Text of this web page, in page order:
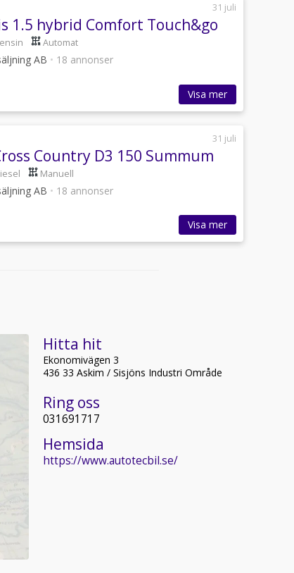
31 juli
1.5 hybrid Comfort Touch&go
Automat
AB • 18 annonser
Visa mer
31 juli
Country D3 150 Summum
Manuell
AB • 18 annonser
Visa mer
Hitta hit
Ekonomivägen 3
436 33 Askim / Sisjöns Industri Område
Ring oss
031691717
Hemsida
https://www.autotecbil.se/